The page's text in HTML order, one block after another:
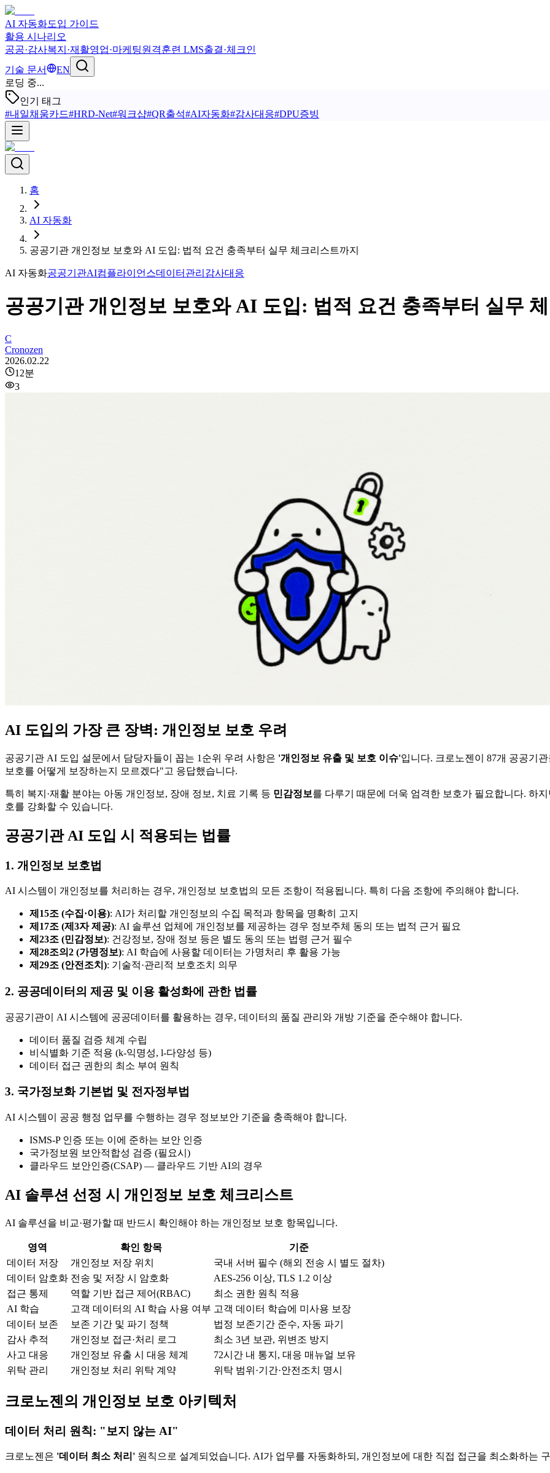
AI 자동화도입 가이드
활용 시나리오
공공·감사복지·재활영업·마케팅원격훈련 LMS출결·체크인
기술 문서
EN
로딩 중...
인기 태그
#내일채움카드#HRD-Net#워크샵#QR출석#AI자동화#감사대응#DPU증빙
홈
AI 자동화
공공기관 개인정보 보호와 AI 도입: 법적 요건 충족부터 실무 체크리스트까지
AI 자동화공공기관AI컴플라이언스데이터관리 감사대응
공공기관 개인정보 보호와 AI 도입: 법적 요건 충족부터 실무
C
Cronozen
2026.02.22
12분
3
AI 도입의 가장 큰 장벽: 개인정보 보호 우려
공공기관 AI 도입 설문에서 담당자들이 꼽는 1순위 우려 사항은 '개인정보 유출 및 보호 이슈'입니다. 크로노젠이 87개 공공기
보호를 어떻게 보장하는지 모르겠다"고 응답했습니다.
특히 복지·재활 분야는 아동 개인정보, 장애 정보, 치료 기록 등 민감정보를 다루기 때문에 더욱 엄격한 보호가 필요합니다. 하
호를 강화할 수 있습니다.
공공기관 AI 도입 시 적용되는 법률
1. 개인정보 보호법
AI 시스템이 개인정보를 처리하는 경우, 개인정보 보호법의 모든 조항이 적용됩니다. 특히 다음 조항에 주의해야 합니다.
제15조 (수집·이용): AI가 처리할 개인정보의 수집 목적과 항목을 명확히 고지
제17조 (제3자 제공): AI 솔루션 업체에 개인정보를 제공하는 경우 정보주체 동의 또는 법적 근거 필요
제23조 (민감정보): 건강정보, 장애 정보 등은 별도 동의 또는 법령 근거 필수
제28조의2 (가명정보): AI 학습에 사용할 데이터는 가명처리 후 활용 가능
제29조 (안전조치): 기술적·관리적 보호조치 의무
2. 공공데이터의 제공 및 이용 활성화에 관한 법률
공공기관이 AI 시스템에 공공데이터를 활용하는 경우, 데이터의 품질 관리와 개방 기준을 준수해야 합니다.
데이터 품질 검증 체계 수립
비식별화 기준 적용 (k-익명성, l-다양성 등)
데이터 접근 권한의 최소 부여 원칙
3. 국가정보화 기본법 및 전자정부법
AI 시스템이 공공 행정 업무를 수행하는 경우 정보보안 기준을 충족해야 합니다.
ISMS-P 인증 또는 이에 준하는 보안 인증
국가정보원 보안적합성 검증 (필요시)
클라우드 보안인증(CSAP) — 클라우드 기반 AI의 경우
AI 솔루션 선정 시 개인정보 보호 체크리스트
AI 솔루션을 비교·평가할 때 반드시 확인해야 하는 개인정보 보호 항목입니다.
영역 확인 항목
기준
데이터 저장
개인정보 저장 위치
국내 서버 필수 (해외 전송 시 별도 절차)
데이터 암호화 전송 및 저장 시 암호화
AES-256 이상, TLS 1.2 이상
접근 통제
역할 기반 접근 제어(RBAC)
최소 권한 원칙 적용
AI 학습
고객 데이터의 AI 학습 사용 여부 고객 데이터 학습에 미사용 보장
데이터 보존
보존 기간 및 파기 정책
법정 보존기간 준수, 자동 파기
감사 추적
개인정보 접근·처리 로그
최소 3년 보관, 위변조 방지
사고 대응
개인정보 유출 시 대응 체계
72시간 내 통지, 대응 매뉴얼 보유
위탁 관리
개인정보 처리 위탁 계약 위탁 범위·기간·안전조치 명시
크로노젠의 개인정보 보호 아키텍처
데이터 처리 원칙: "보지 않는 AI"
크로노젠은 '데이터 최소 처리' 원칙으로 설계되었습니다. AI가 업무를 자동화하되, 개인정보에 대한 직접 접근을 최소화하는